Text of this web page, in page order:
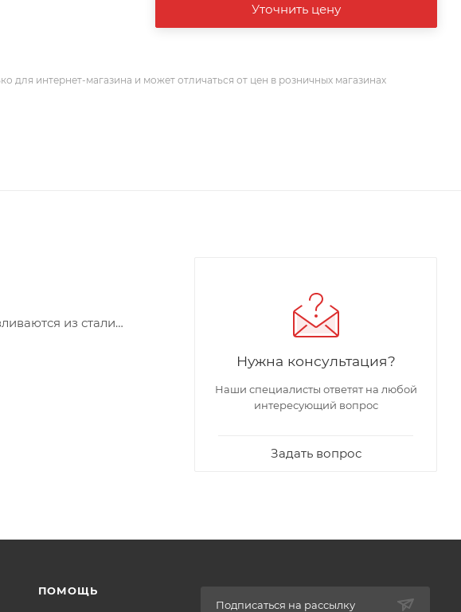
Уточнить цену
для интернет-магазина и может отличаться от цен в розничных магазинах
из стали
Нужна консультация?
Наши специалисты ответят на любой
интересующий вопрос
Задать вопрос
ПОМОЩЬ
Подписаться на рассылку